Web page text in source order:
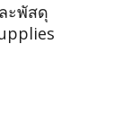
ะพัสดุ